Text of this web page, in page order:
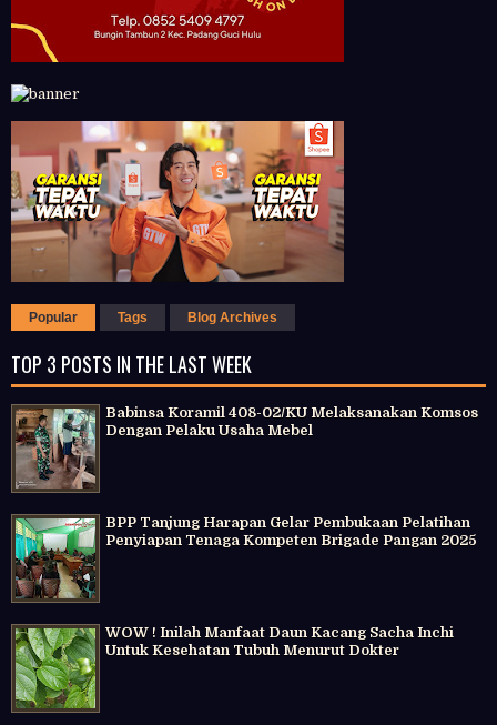
Popular Tags Blog Archives
TOP 3 POSTS IN THE LAST WEEK
Babinsa Koramil 408-02/KU Melaksanakan Komsos
Dengan Pelaku Usaha Mebel
BPP Tanjung Harapan Gelar Pembukaan Pelatihan
Penyiapan Tenaga Kompeten Brigade Pangan 2025
WOW ! Inilah Manfaat Daun Kacang Sacha Inchi
Untuk Kesehatan Tubuh Menurut Dokter